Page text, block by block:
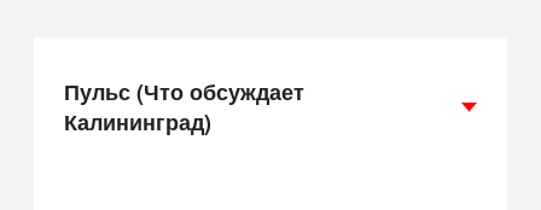
Пульс (Что обсуждает
Калининград)